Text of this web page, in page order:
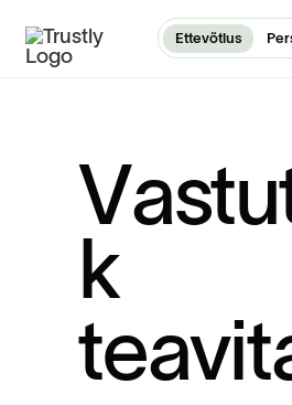
Ettevõtlus
Vastu
k
teavit